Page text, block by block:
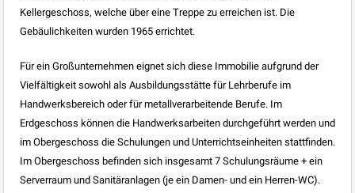
Kellergeschoss, welche über eine Treppe zu erreichen ist. Die
Gebäulichkeiten wurden 1965 errichtet.
Für ein Großunternehmen eignet sich diese Immobilie aufgrund der
Vielfältigkeit sowohl als Ausbildungsstätte für Lehrberufe im
Handwerksbereich oder für metallverarbeitende Berufe. Im
Erdgeschoss können die Handwerksarbeiten durchgeführt werden und
im Obergeschoss die Schulungen und Unterrichtseinheiten stattfinden.
Im Obergeschoss befinden sich insgesamt 7 Schulungsräume + ein
Serverraum und Sanitäranlagen (je ein Damen- und ein Herren-WC).